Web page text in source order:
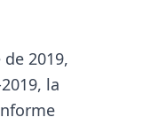
2019,
la